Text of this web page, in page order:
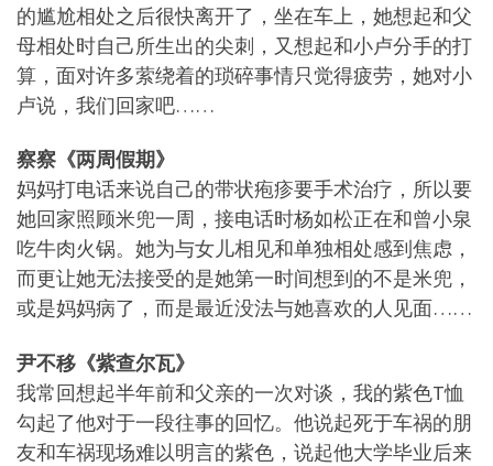
的尴尬相处之后很快离开了，坐在车上，她想起和父
母相处时自己所生出的尖刺，又想起和小卢分手的打
算，面对许多萦绕着的琐碎事情只觉得疲劳，她对小
卢说，我们回家吧……
察察《两周假期》
妈妈打电话来说自己的带状疱疹要手术治疗，所以要
她回家照顾米兜一周，接电话时杨如松正在和曾小泉
吃牛肉火锅。她为与女儿相见和单独相处感到焦虑，
而更让她无法接受的是她第一时间想到的不是米兜，
或是妈妈病了，而是最近没法与她喜欢的人见面……
尹不移《紫查尔瓦》
我常回想起半年前和父亲的一次对谈，我的紫色T恤
勾起了他对于一段往事的回忆。他说起死于车祸的朋
友和车祸现场难以明言的紫色，说起他大学毕业后来